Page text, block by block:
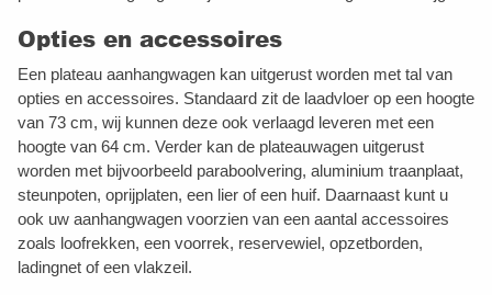
Opties en accessoires
Een plateau aanhangwagen kan uitgerust worden met tal van
opties en accessoires. Standaard zit de laadvloer op een hoogte
van 73 cm, wij kunnen deze ook verlaagd leveren met een
hoogte van 64 cm. Verder kan de plateauwagen uitgerust
worden met bijvoorbeeld paraboolvering, aluminium traanplaat,
steunpoten, oprijplaten, een lier of een huif. Daarnaast kunt u
ook uw aanhangwagen voorzien van een aantal accessoires
zoals loofrekken, een voorrek, reservewiel, opzetborden,
ladingnet of een vlakzeil.